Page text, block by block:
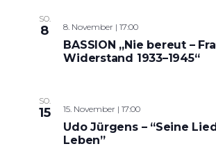
SO.
8 8. November | 17:00
BASSION „Nie bereut –
Widerstand 1933–1945“
SO.
15 15. November | 17:00
Udo Jürgens – “Seine
Leben”